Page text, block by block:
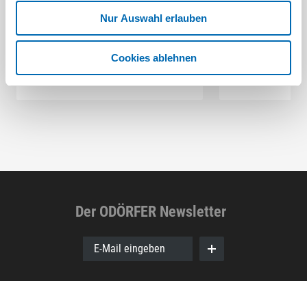
Nur Auswahl erlauben
Cookies ablehnen
8 Ausführungen
Der ODÖRFER Newsletter
E-Mail eingeben